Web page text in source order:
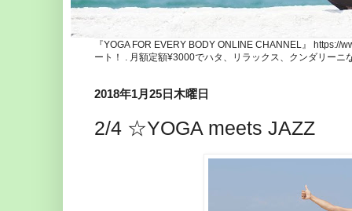
『YOGA FOR EVERY BODY ONLINE CHANNEL』
ート！ . 月額定額¥3000でハタ、リラックス、クンダリー
2018年1月25日木曜日
2/4 ☆YOGA meets JAZZ